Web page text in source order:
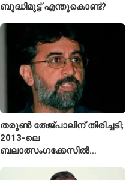
ബുദ്ധിമുട്ട് എന്തുകൊണ്ട്?
തരുൺ തേജ്പാലിന് തിരിച്ചടി;
2013-ലെ
ബലാത്സംഗക്കേസിൽ
ഹൈക്കോടതി